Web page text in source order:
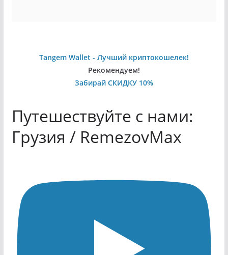
Tangem Wallet - Лучший криптокошелек!
Рекомендуем!
Забирай СКИДКУ 10%
Путешествуйте с нами:
Грузия / RemezovMax